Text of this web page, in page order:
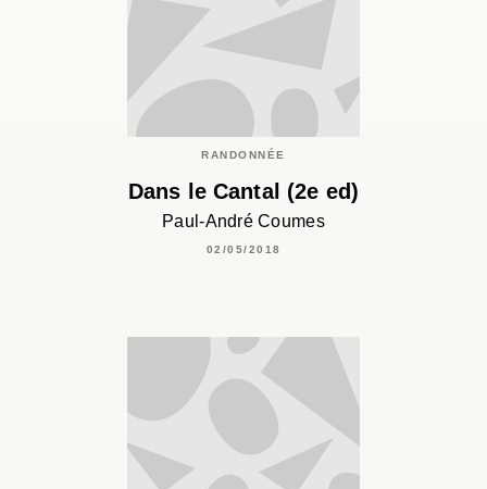
RANDONNÉE
Dans le Cantal (2e ed)
Paul-André Coumes
02/05/2018